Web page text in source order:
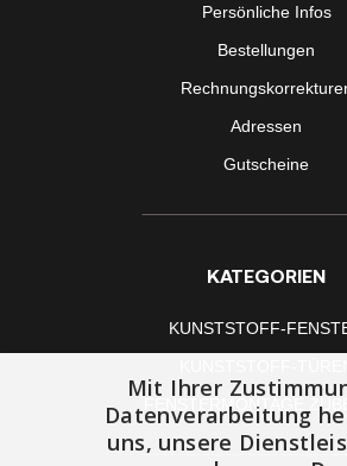
Persönliche Infos
Bestellungen
Adressen
Gutscheine
KATEGORIEN
KUNSTSTOFF-
FENSTERMONTAGE
Mit Ihrer
Datenverarbeitung
uns, unsere